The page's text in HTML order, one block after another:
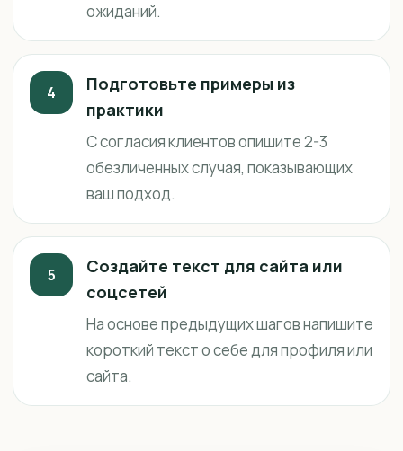
ожиданий.
4
Подготовьте примеры из
практики
С согласия клиентов опишите 2-3
обезличенных случая, показывающих
ваш подход.
5
Создайте текст для сайта или
соцсетей
На основе предыдущих шагов напишите
короткий текст о себе для профиля или
сайта.